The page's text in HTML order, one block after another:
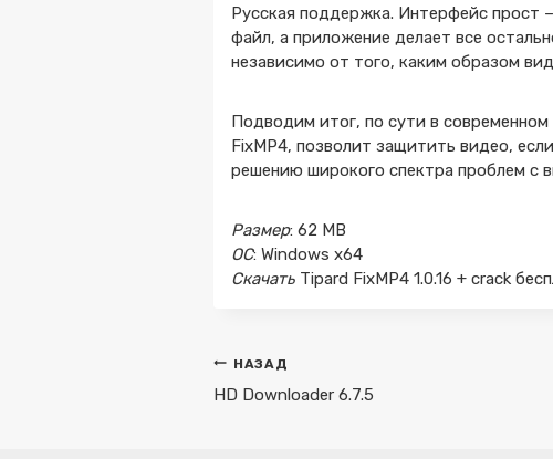
Русская поддержка. Интерфейс прост
файл, а приложение делает все
независимо от того, каким образом
Подводим итог, по сути в
FixMP4, позволит защитить видео,
решению широкого спектра проблем с
Размер: 62 MB
ОС: Windows x64
Скачать Tipard FixMP4 1.0.16 + crack
Навигация
по
НАЗАД
HD Downloader 6.7.5